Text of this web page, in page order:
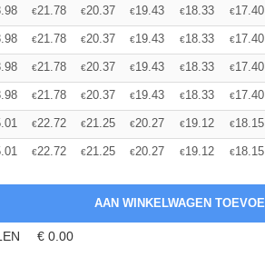
€21.78 €20.37 €19.43 €18.33 €17.40
€21.78 €20.37 €19.43 €18.33 €17.40
€21.78 €20.37 €19.43 €18.33 €17.40
€21.78 €20.37 €19.43 €18.33 €17.40
€22.72 €21.25 €20.27 €19.12 €18.15
€22.72 €21.25 €20.27 €19.12 €18.15
€ 0.00